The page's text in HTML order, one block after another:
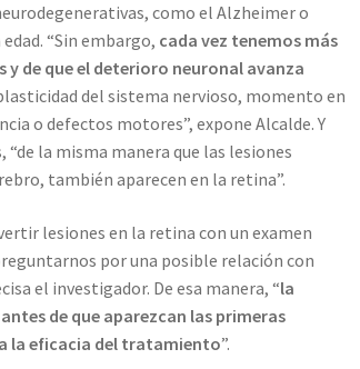
como el Alzheimer o
“Sin embargo, cada vez tenemos más
y de que el deterioro neuronal avanza
del sistema nervioso, momento en
o defectos motores”, expone Alcalde. Y
la misma manera que las lesiones
también aparecen en la retina”.
lesiones en la retina con un examen
por una posible relación con
el investigador. De esa manera, “la
de que aparezcan las primeras
la eficacia del tratamiento”.